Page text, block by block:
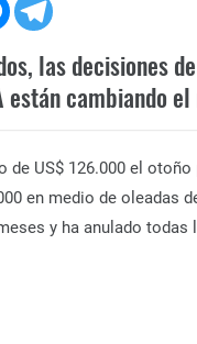
las decisiones
cambiando
de US$ 126.000 el
en medio de oleadas
y ha anulado